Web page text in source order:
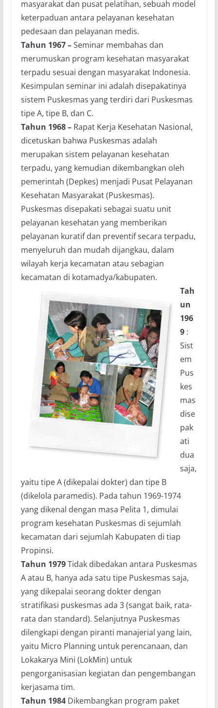
masyarakat dan pusat pelatihan, sebuah model
keterpaduan antara pelayanan kesehatan
pedesaan dan pelayanan medis.
Tahun 1967 –Seminar membahas dan
merumuskan program kesehatan masyarakat
terpadu sesuai dengan masyarakat Indonesia.
Kesimpulan seminar ini adalah disepakatinya
sistem Puskesmas yang terdiri dari Puskesmas
tipe A, tipe B, dan C.
Tahun 1968 – Rapat Kerja Kesehatan Nasional,
dicetuskan bahwa Puskesmas adalah
merupakan sistem pelayanan kesehatan
terpadu, yang kemudian dikembangkan oleh
pemerintah (Depkes) menjadi Pusat Pelayanan
Kesehatan Masyarakat (Puskesmas).
Puskesmas disepakati sebagai suatu unit
pelayanan kesehatan yang memberikan
pelayanan kuratif dan preventif secara terpadu,
menyeluruh dan mudah dijangkau, dalam
wilayah kerja kecamatan atau sebagian
kecamatan di kotamadya/kabupaten.
Tah
un
196
9:
Sist
em
Pus
kes
mas
dise
pak
ati
dua
saja,
yaitu tipe A (dikepalai dokter) dan tipe B
(dikelola paramedis). Pada tahun 1969-1974
yang dikenal dengan masa Pelita 1, dimulai
program kesehatan Puskesmas di sejumlah
kecamatan dari sejumlah Kabupaten di tiap
Propinsi.
Tahun 1979Tidak dibedakan antara Puskesmas
A atau B, hanya ada satu tipe Puskesmas saja,
yang dikepalai seorang dokter dengan
stratifikasi puskesmas ada 3 (sangat baik, rata-
rata dan standard). Selanjutnya Puskesmas
dilengkapi dengan piranti manajerial yang lain,
yaitu Micro Planning untuk perencanaan, dan
Lokakarya Mini (LokMin) untuk
pengorganisasian kegiatan dan pengembangan
kerjasama tim.
Tahun 1984Dikembangkan program paket